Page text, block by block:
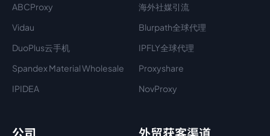
ABCProxy
海外社媒引流
Vidau
Blurpath全球代理
DuoPlus云手机
IPFLY全球代理
Spandex Material Wholesale​
Proxyshare
IPIDEA
NovProxy